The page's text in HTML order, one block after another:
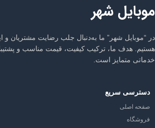
موبایل شهر
در “موبایل شهر” ما به‌دنبال جلب رضایت مشتریان و
هستیم. هدف ما، ترکیب کیفیت، قیمت مناسب و
خدماتی متمایز است.
دسترسی سریع
صفحه اصلی
فروشگاه